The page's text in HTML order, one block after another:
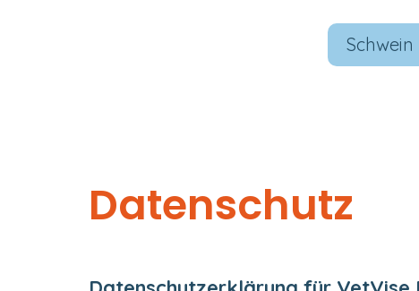
Schwein
Datenschutz